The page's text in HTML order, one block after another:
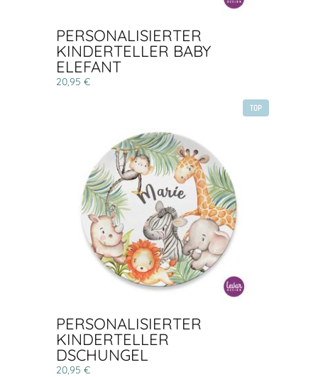
PERSONALISIERTER
KINDERTELLER BABY
ELEFANT
20,95 €
TOP
PERSONALISIERTER
KINDERTELLER
DSCHUNGEL
20,95 €